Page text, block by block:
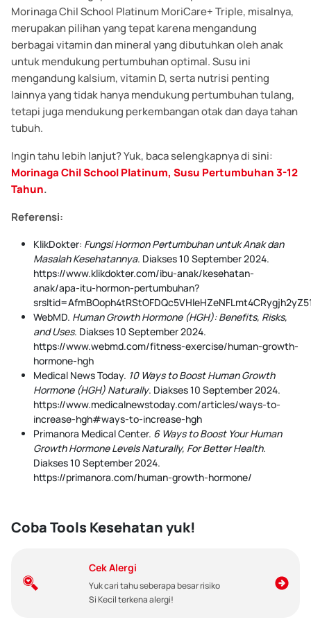
Morinaga Chil School Platinum MoriCare+ Triple, misalnya,
merupakan pilihan yang tepat karena mengandung
berbagai vitamin dan mineral yang dibutuhkan oleh anak
untuk mendukung pertumbuhan optimal. Susu ini
mengandung kalsium, vitamin D, serta nutrisi penting
lainnya yang tidak hanya mendukung pertumbuhan tulang,
tetapi juga mendukung perkembangan otak dan daya tahan
tubuh.
Ingin tahu lebih lanjut? Yuk, baca selengkapnya di sini:
Morinaga Chil School Platinum, Susu Pertumbuhan 3-12
Tahun.
Referensi:
KlikDokter: Fungsi Hormon Pertumbuhan untuk Anak dan
Masalah Kesehatannya. Diakses 10 September 2024.
https://www.klikdokter.com/ibu-anak/kesehatan-
anak/apa-itu-hormon-pertumbuhan?
WebMD. Human Growth Hormone (HGH): Benefits, Risks,
and Uses. Diakses 10 September 2024.
https://www.webmd.com/fitness-exercise/human-growth-
hormone-hgh
Medical News Today. 10 Ways to Boost Human Growth
Hormone (HGH) Naturally. Diakses 10 September 2024.
https://www.medicalnewstoday.com/articles/ways-to-
increase-hgh#ways-to-increase-hgh
Primanora Medical Center. 6 Ways to Boost Your Human
Growth Hormone Levels Naturally, For Better Health.
Diakses 10 September 2024.
https://primanora.com/human-growth-hormone/
Coba Tools Kesehatan yuk!
Cek Alergi
Yuk cari tahu seberapa besar risiko
Si Kecil terkena alergi!